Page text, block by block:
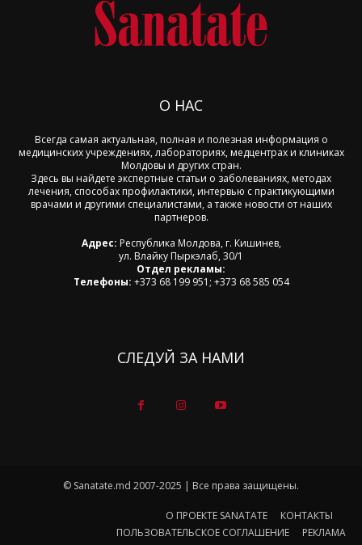
О НАС
Всегда самая актуальная, полная и полезная информация о
медицинских учреждениях, лабораториях, медцентрах и клиниках
Молдовы и других стран.
Здесь вы найдете экспертные статьи о заболеваниях, методах
лечения, способах профилактики, интервью с практикующими
врачами и другими специалистами, а также новости от наших
партнеров.
Адрес: Республика Молдова, г. Кишинев,
ул. Влайку Пыркэлаб, 30/1
Отдел рекламы:
Телефоны: +373 68 199 951; +373 68 585 054
СЛЕДУЙ ЗА НАМИ
© Sanatate.md 2007-2025 | Все права защищены.
О ПРОЕКТЕ SANATATE
КОНТАКТЫ
ПОЛЬЗОВАТЕЛЬСКОЕ СОГЛАШЕНИЕ
РЕКЛАМА